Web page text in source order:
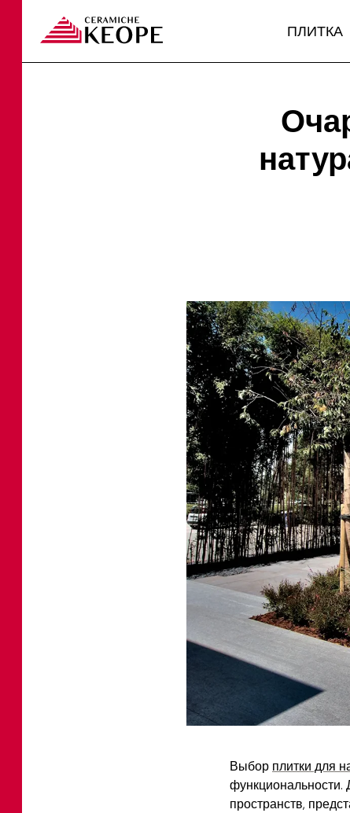
ПЛИТКА
Выбор плитки для
функциональности.
пространств,